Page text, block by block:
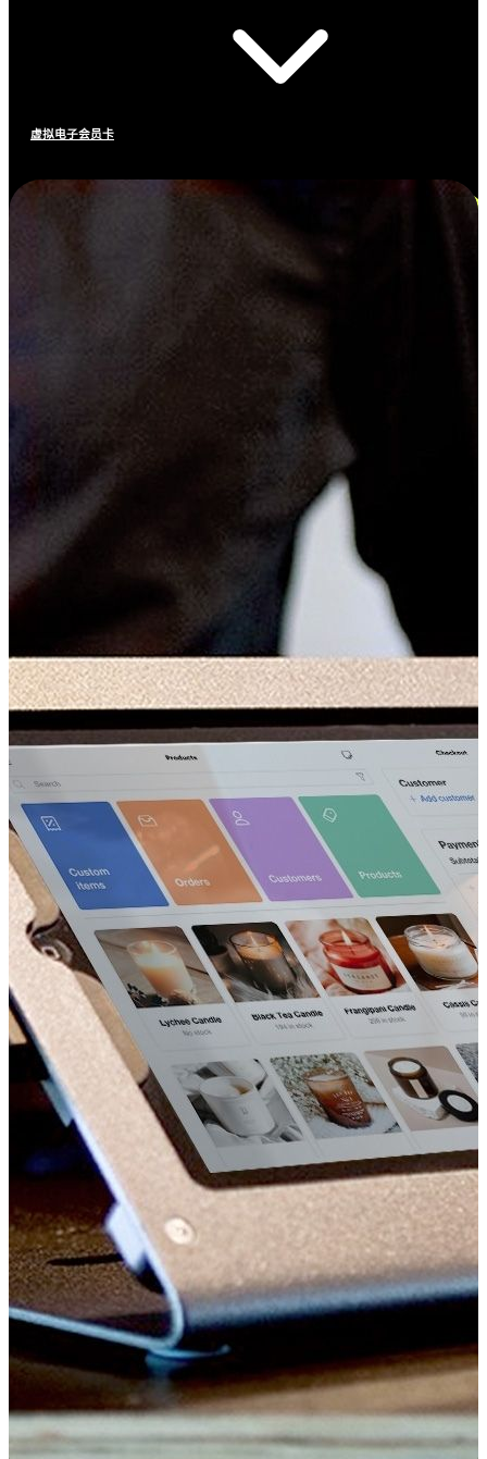
虚拟电子会员卡